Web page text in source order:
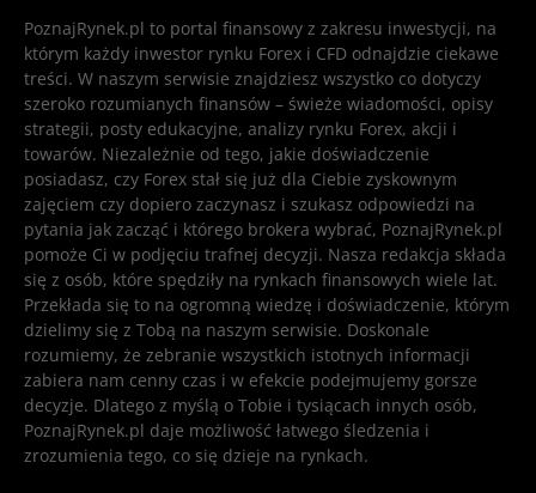
PoznajRynek.pl to portal finansowy z zakresu inwestycji, na
którym każdy inwestor rynku Forex i CFD odnajdzie ciekawe
treści. W naszym serwisie znajdziesz wszystko co dotyczy
szeroko rozumianych finansów – świeże wiadomości, opisy
strategii, posty edukacyjne, analizy rynku Forex, akcji i
towarów. Niezależnie od tego, jakie doświadczenie
posiadasz, czy Forex stał się już dla Ciebie zyskownym
zajęciem czy dopiero zaczynasz i szukasz odpowiedzi na
pytania jak zacząć i którego brokera wybrać, PoznajRynek.pl
pomoże Ci w podjęciu trafnej decyzji. Nasza redakcja składa
się z osób, które spędziły na rynkach finansowych wiele lat.
Przekłada się to na ogromną wiedzę i doświadczenie, którym
dzielimy się z Tobą na naszym serwisie. Doskonale
rozumiemy, że zebranie wszystkich istotnych informacji
zabiera nam cenny czas i w efekcie podejmujemy gorsze
decyzje. Dlatego z myślą o Tobie i tysiącach innych osób,
PoznajRynek.pl daje możliwość łatwego śledzenia i
zrozumienia tego, co się dzieje na rynkach.